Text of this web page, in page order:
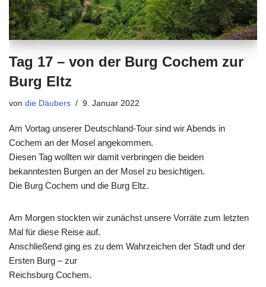
Tag 17 – von der Burg Cochem zur
Burg Eltz
von die Däubers 9. Januar 2022
Am Vortag unserer Deutschland-Tour sind wir Abends in
Cochem an der Mosel angekommen.
Diesen Tag wollten wir damit verbringen die beiden
bekanntesten Burgen an der Mosel zu besichtigen.
Die Burg Cochem und die Burg Eltz.
Am Morgen stockten wir zunächst unsere Vorräte zum letzten
Mal für diese Reise auf.
Anschließend ging es zu dem Wahrzeichen der Stadt und der
Ersten Burg – zur
Reichsburg Cochem.